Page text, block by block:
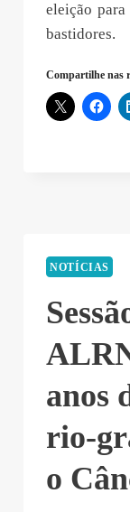
eleição
bastidores.
Compartilhe nas
NOTÍCIAS
anos
rio-
o